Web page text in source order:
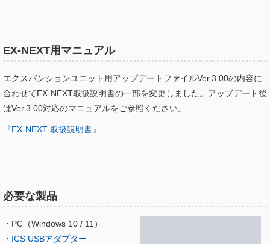
EX-NEXT用マニュアル
エクスパンションユニット用アップデートファイルVer.3.00の内容に
合わせてEX-NEXT取扱説明書の一部を変更しました。アップデート後
はVer.3.00対応のマニュアルをご参照ください。
『EX-NEXT 取扱説明書』
必要な製品
・PC（Windows 10 / 11）
・ ICS USBアダプター